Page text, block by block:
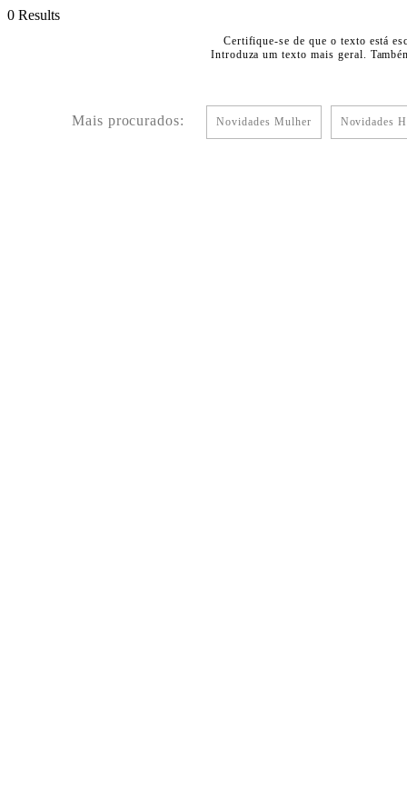
0 Results
Certifique-se de que o texto está
Introduza um texto mais geral.
Mais procurados: Novidades Mulher Novidades